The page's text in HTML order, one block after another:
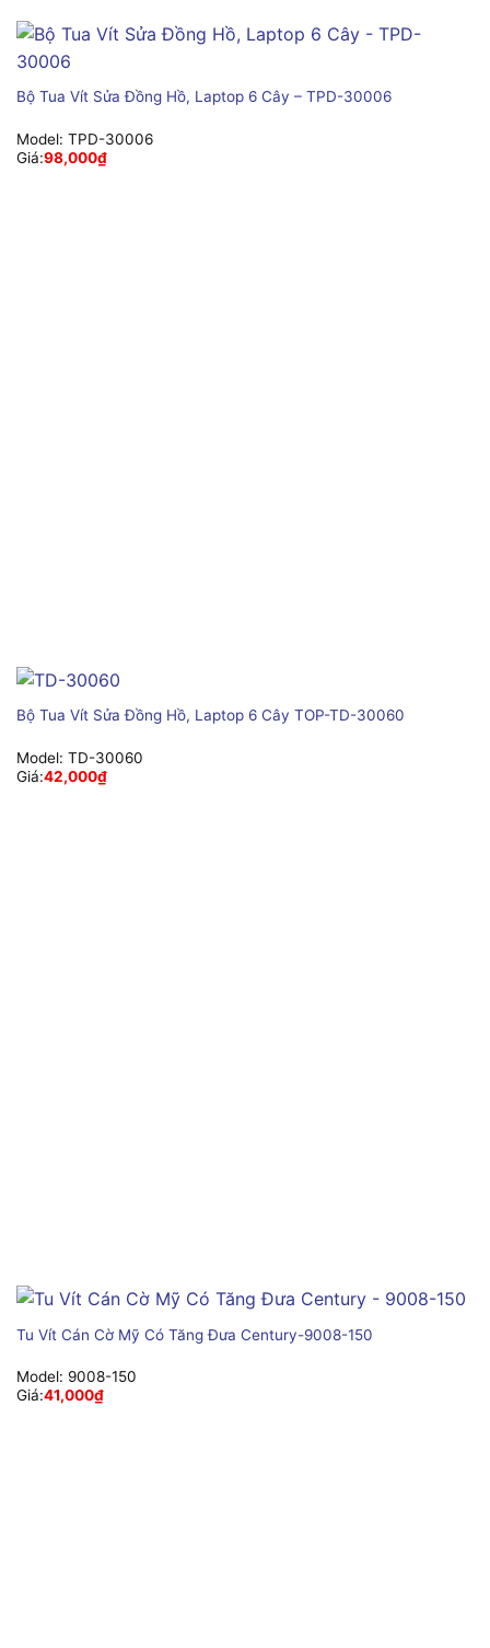
Bộ Tua Vít Sửa Đồng Hồ, Laptop 6 Cây – TPD-30006
Model: TPD-30006
Giá:98,000₫
Bộ Tua Vít Sửa Đồng Hồ, Laptop 6 Cây TOP-TD-30060
Model: TD-30060
Giá:42,000₫
Tu Vít Cán Cờ Mỹ Có Tăng Đưa Century-9008-150
Model: 9008-150
Giá:41,000₫